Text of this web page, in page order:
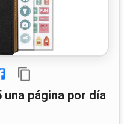
una página por día